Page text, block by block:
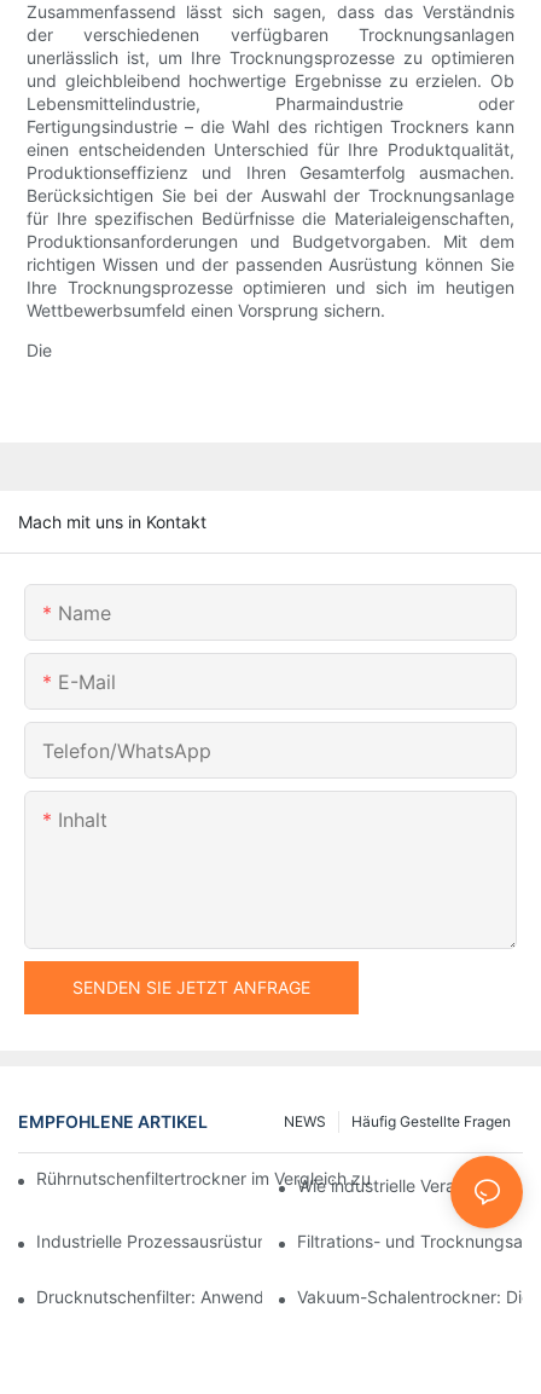
Zusammenfassend lässt sich sagen, dass das Verständnis
der verschiedenen verfügbaren Trocknungsanlagen
unerlässlich ist, um Ihre Trocknungsprozesse zu optimieren
und gleichbleibend hochwertige Ergebnisse zu erzielen. Ob
Lebensmittelindustrie, Pharmaindustrie oder
Fertigungsindustrie – die Wahl des richtigen Trockners kann
einen entscheidenden Unterschied für Ihre Produktqualität,
Produktionseffizienz und Ihren Gesamterfolg ausmachen.
Berücksichtigen Sie bei der Auswahl der Trocknungsanlage
für Ihre spezifischen Bedürfnisse die Materialeigenschaften,
Produktionsanforderungen und Budgetvorgaben. Mit dem
richtigen Wissen und der passenden Ausrüstung können Sie
Ihre Trocknungsprozesse optimieren und sich im heutigen
Wettbewerbsumfeld einen Vorsprung sichern.
Die
Mach mit uns in Kontakt
Name
E-Mail
Telefon/WhatsApp
Inhalt
SENDEN SIE JETZT ANFRAGE
EMPFOHLENE ARTIKEL Häufig Gestellte Fragen
NEWS
Rührnutschenfiltertrockner im Vergleich zu anderen
Wie industrielle
Industrielle Prozessausrüstung: Innovationen, die die Zukunft
Filtrations- und
Drucknutschenfilter: Anwendungen in der Chemie- und
Vakuum-Schalentrockner: